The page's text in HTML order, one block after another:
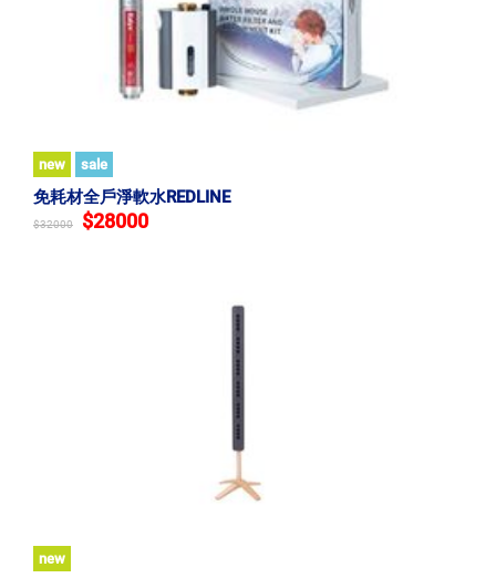
new sale
免耗材全戶淨軟水REDLINE
$32000 $28000
new